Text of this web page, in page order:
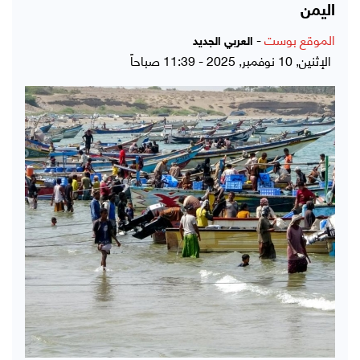
اليمن
الموقع بوست- العربي الجديد
الإثنين, 10 نوفمبر, 2025 - 11:39 صباحاً